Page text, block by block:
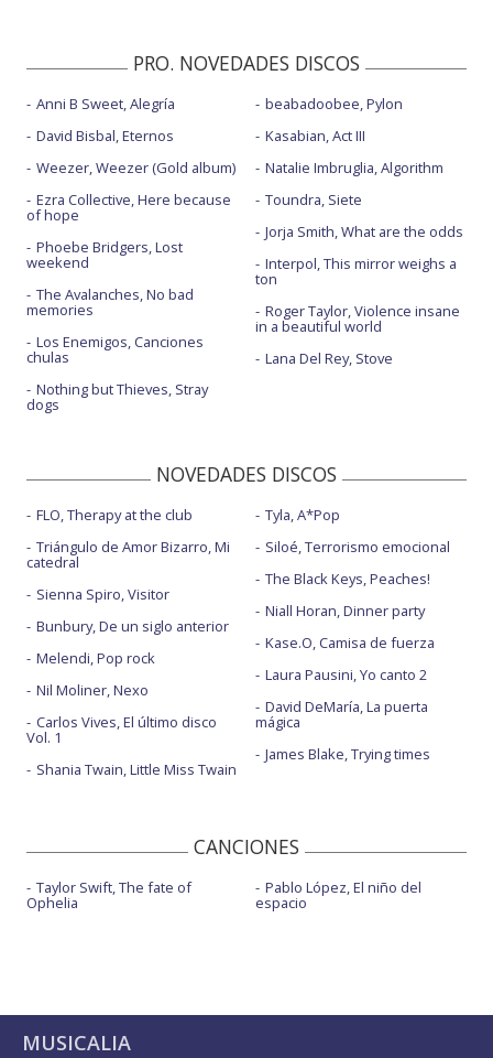
PRO. NOVEDADES DISCOS
Anni B Sweet, Alegría
David Bisbal, Eternos
Weezer, Weezer (Gold album)
Ezra Collective, Here because
of hope
Phoebe Bridgers, Lost
weekend
The Avalanches, No bad
memories
Los Enemigos, Canciones
chulas
Nothing but Thieves, Stray
dogs
beabadoobee, Pylon
Kasabian, Act III
Natalie Imbruglia, Algorithm
Toundra, Siete
Jorja Smith, What are the odds
Interpol, This mirror weighs a
ton
Roger Taylor, Violence insane
in a beautiful world
Lana Del Rey, Stove
NOVEDADES DISCOS
FLO, Therapy at the club
Triángulo de Amor Bizarro, Mi
catedral
Sienna Spiro, Visitor
Bunbury, De un siglo anterior
Melendi, Pop rock
Nil Moliner, Nexo
Carlos Vives, El último disco
Vol. 1
Shania Twain, Little Miss Twain
Tyla, A*Pop
Siloé, Terrorismo emocional
The Black Keys, Peaches!
Niall Horan, Dinner party
Kase.O, Camisa de fuerza
Laura Pausini, Yo canto 2
David DeMaría, La puerta
mágica
James Blake, Trying times
CANCIONES
Taylor Swift, The fate of
Ophelia
Pablo López, El niño del
espacio
MUSICALIA